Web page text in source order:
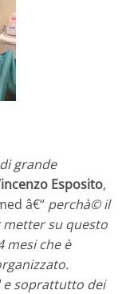
grande
Esposito,
â€“ perchà© il
su questo
mesi che è
e soprattutto dei